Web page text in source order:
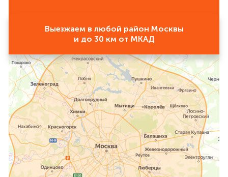
Выезжаем в любой район Москвы
и до 30 км от МКАД